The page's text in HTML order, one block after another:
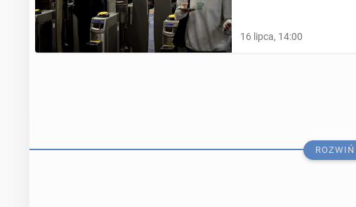
16 lipca, 14:00
ROZWIŃ